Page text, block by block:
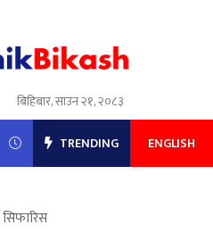
बिहिबार, साउन २१, २०८३
TRENDING ENGLISH